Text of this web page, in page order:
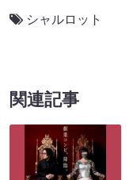
シャルロット
関連記事